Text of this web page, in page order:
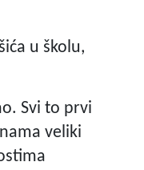
u školu,
Svi to prvi
veliki